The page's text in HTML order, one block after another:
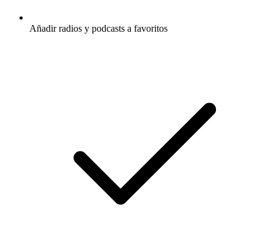
Añadir radios y podcasts a favoritos